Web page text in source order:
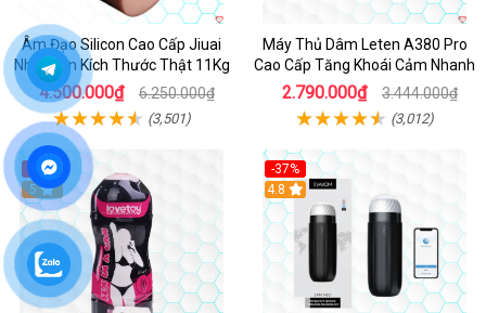
Âm Đạo Silicon Cao Cấp Jiuai
Nhật Bản Kích Thước Thật 11Kg
4.500.000₫ 6.250.000₫
(3,501)
Máy Thủ Dâm Leten A380 Pro
Cao Cấp Tăng Khoái Cảm Nhanh
2.790.000₫ 3.444.000₫
(3,012)
-14%
Hot
5
-37%
4.8